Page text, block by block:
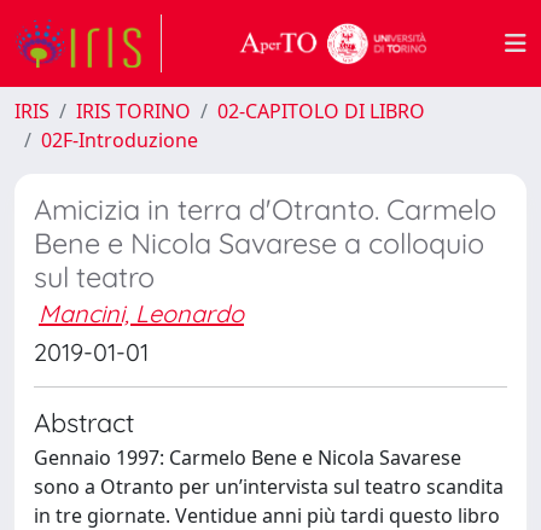
IRIS IRIS TORINO
02-CAPITOLO DI LIBRO
02F-Introduzione
Amicizia in terra d'Otranto. Carmelo
Bene e Nicola Savarese a colloquio
sul teatro
Mancini, Leonardo
2019-01-01
Abstract
Gennaio 1997: Carmelo Bene e Nicola Savarese
sono a Otranto per un’intervista sul teatro scandita
in tre giornate. Ventidue anni più tardi questo libro